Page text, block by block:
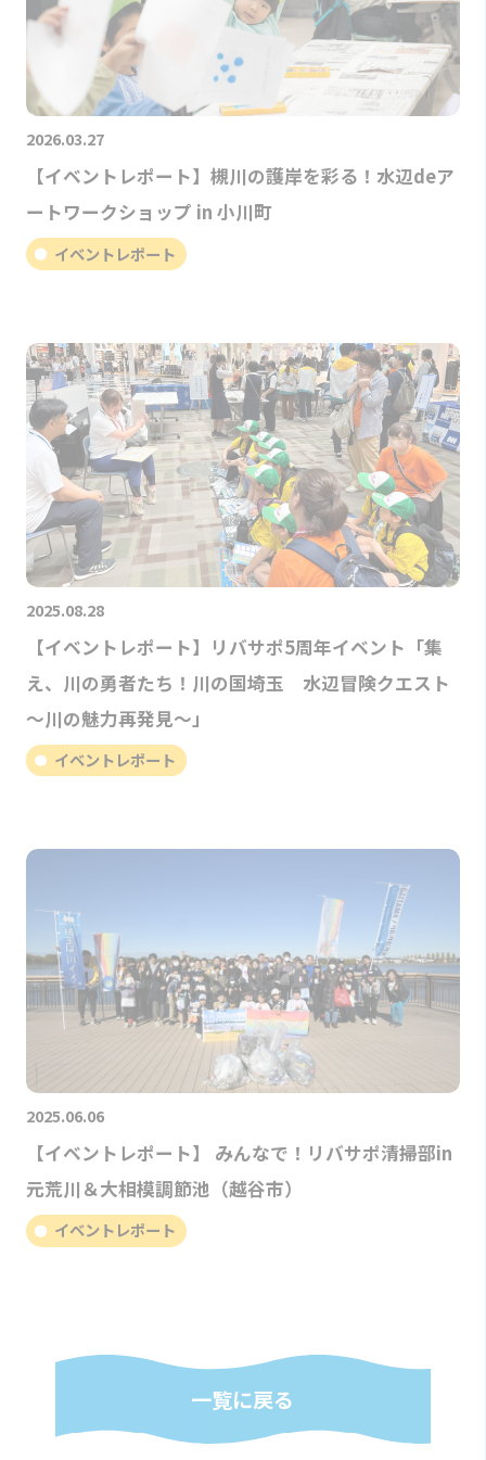
2026.03.27
【イベントレポート】槻川の護岸を彩る！水辺deア
ートワークショップ in 小川町
イベントレポート
2025.08.28
【イベントレポート】リバサポ5周年イベント「集
え、川の勇者たち！川の国埼玉 水辺冒険クエスト
～川の魅力再発見～」
イベントレポート
2025.06.06
【イベントレポート】 みんなで！リバサポ清掃部in
元荒川＆大相模調節池（越谷市）
イベントレポート
一覧に戻る